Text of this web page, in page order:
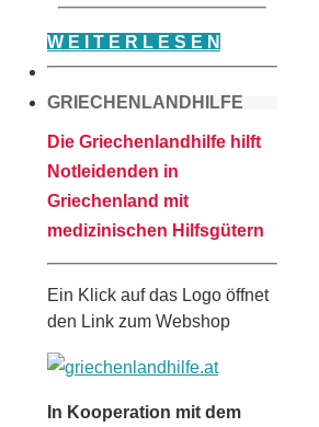
W E I T E R L E S E N
GRIECHENLANDHILFE
Die Griechenlandhilfe hilft
Notleidenden in
Griechenland mit
medizinischen Hilfsgütern
Ein Klick auf das Logo öffnet
den Link zum Webshop
In Kooperation mit dem